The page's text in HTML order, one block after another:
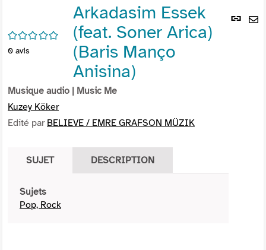
Lien
/5
0 avis
Arkadasim Essek
(feat. Soner Arica)
(Baris Manço
Anisina)
Musique audio | Music Me
Kuzey Köker
Edité par BELIEVE / EMRE GRAFSON MÜZIK
SUJET DESCRIPTION
Sujets
Pop, Rock